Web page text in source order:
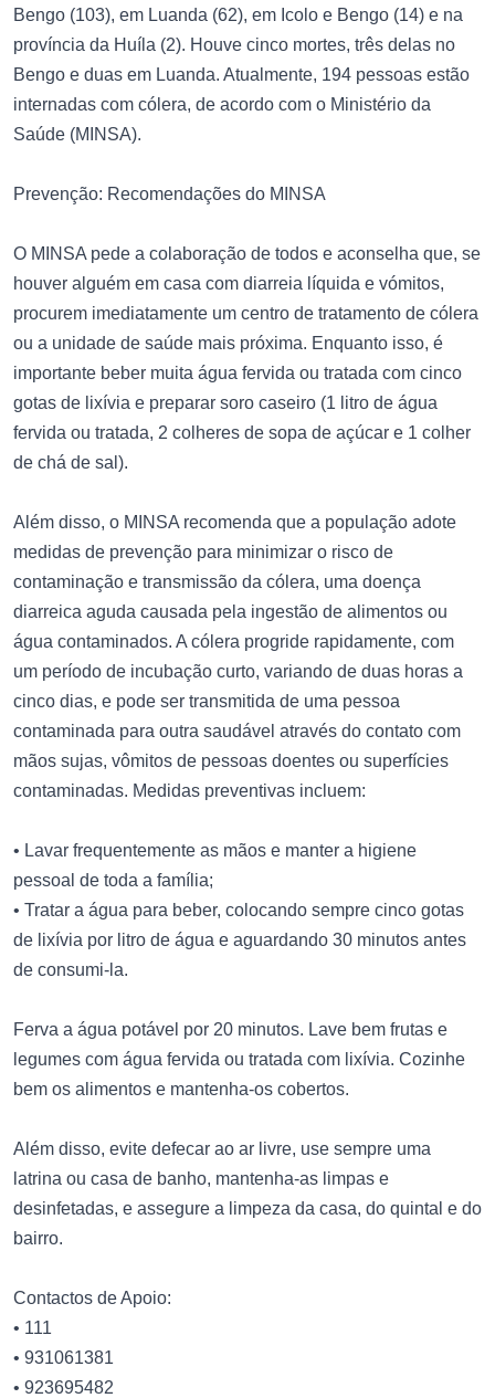
Bengo (103), em Luanda (62), em Icolo e Bengo (14) e na
província da Huíla (2). Houve cinco mortes, três delas no
Bengo e duas em Luanda. Atualmente, 194 pessoas estão
internadas com cólera, de acordo com o Ministério da
Saúde (MINSA).
Prevenção: Recomendações do MINSA
O MINSA pede a colaboração de todos e aconselha que, se
houver alguém em casa com diarreia líquida e vómitos,
procurem imediatamente um centro de tratamento de cólera
ou a unidade de saúde mais próxima. Enquanto isso, é
importante beber muita água fervida ou tratada com cinco
gotas de lixívia e preparar soro caseiro (1 litro de água
fervida ou tratada, 2 colheres de sopa de açúcar e 1 colher
de chá de sal).
Além disso, o MINSA recomenda que a população adote
medidas de prevenção para minimizar o risco de
contaminação e transmissão da cólera, uma doença
diarreica aguda causada pela ingestão de alimentos ou
água contaminados. A cólera progride rapidamente, com
um período de incubação curto, variando de duas horas a
cinco dias, e pode ser transmitida de uma pessoa
contaminada para outra saudável através do contato com
mãos sujas, vômitos de pessoas doentes ou superfícies
contaminadas. Medidas preventivas incluem:
• Lavar frequentemente as mãos e manter a higiene
pessoal de toda a família;
• Tratar a água para beber, colocando sempre cinco gotas
de lixívia por litro de água e aguardando 30 minutos antes
de consumi-la.
Ferva a água potável por 20 minutos. Lave bem frutas e
legumes com água fervida ou tratada com lixívia. Cozinhe
bem os alimentos e mantenha-os cobertos.
Além disso, evite defecar ao ar livre, use sempre uma
latrina ou casa de banho, mantenha-as limpas e
desinfetadas, e assegure a limpeza da casa, do quintal e do
bairro.
Contactos de Apoio:
• 111
• 931061381
• 923695482